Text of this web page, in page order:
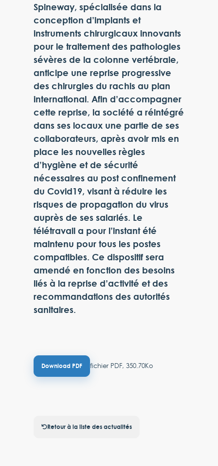
Spineway, spécialisée dans la
conception d’implants et
instruments chirurgicaux innovants
pour le traitement des pathologies
sévères de la colonne vertébrale,
anticipe une reprise progressive
des chirurgies du rachis au plan
international. Afin d’accompagner
cette reprise, la société a réintégré
dans ses locaux une partie de ses
collaborateurs, après avoir mis en
place les nouvelles règles
d’hygiène et de sécurité
nécessaires au post confinement
du Covid19, visant à réduire les
risques de propagation du virus
auprès de ses salariés. Le
télétravail a pour l’instant été
maintenu pour tous les postes
compatibles. Ce dispositif sera
amendé en fonction des besoins
liés à la reprise d’activité et des
recommandations des autorités
sanitaires.
Download PDF fichier PDF, 350.70Ko
Retour à la liste des actualités